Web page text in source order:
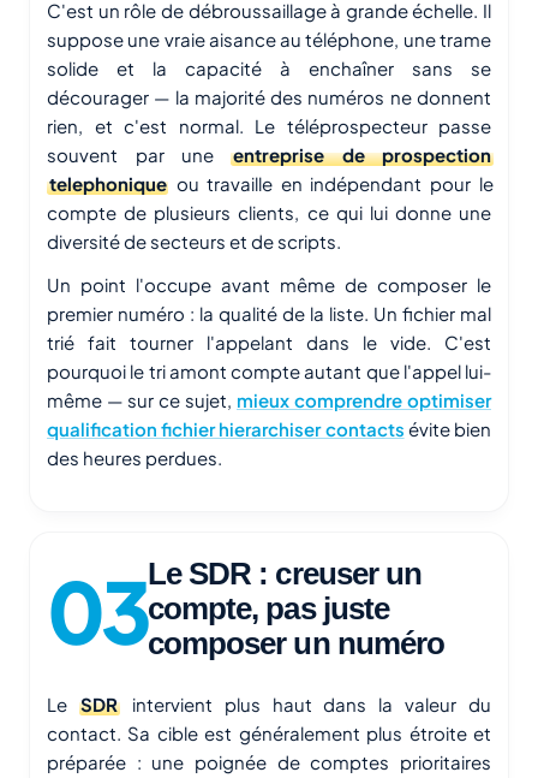
C'est un rôle de débroussaillage à grande échelle. Il
suppose une vraie aisance au téléphone, une trame
solide et la capacité à enchaîner sans se
décourager — la majorité des numéros ne donnent
rien, et c'est normal. Le téléprospecteur passe
souvent par uneentreprise de prospection
telephonique ou travaille en indépendant pour le
compte de plusieurs clients, ce qui lui donne une
diversité de secteurs et de scripts.
Un point l'occupe avant même de composer le
premier numéro : la qualité de la liste. Un fichier mal
trié fait tourner l'appelant dans le vide. C'est
pourquoi le tri amont compte autant que l'appel lui-
même — sur ce sujet, mieux comprendre optimiser
qualification fichier hierarchiser contacts évite bien
des heures perdues.
Le SDR : creuser un
compte, pas juste
composer un numéro
Le SDRintervient plus haut dans la valeur du
contact. Sa cible est généralement plus étroite et
préparée : une poignée de comptes prioritaires